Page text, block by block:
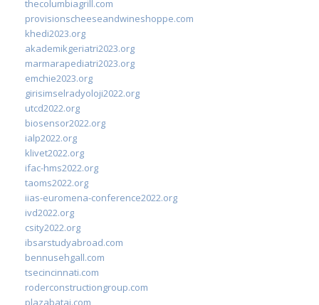
thecolumbiagrill.com
provisionscheeseandwineshoppe.com
khedi2023.org
akademikgeriatri2023.org
marmarapediatri2023.org
emchie2023.org
girisimselradyoloji2022.org
utcd2022.org
biosensor2022.org
ialp2022.org
klivet2022.org
ifac-hms2022.org
taoms2022.org
iias-euromena-conference2022.org
ivd2022.org
csity2022.org
ibsarstudyabroad.com
bennusehgall.com
tsecincinnati.com
roderconstructiongroup.com
plazabatai.com